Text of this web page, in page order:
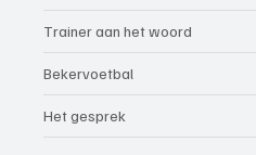
Trainer aan het woord
Bekervoetbal
Het gesprek